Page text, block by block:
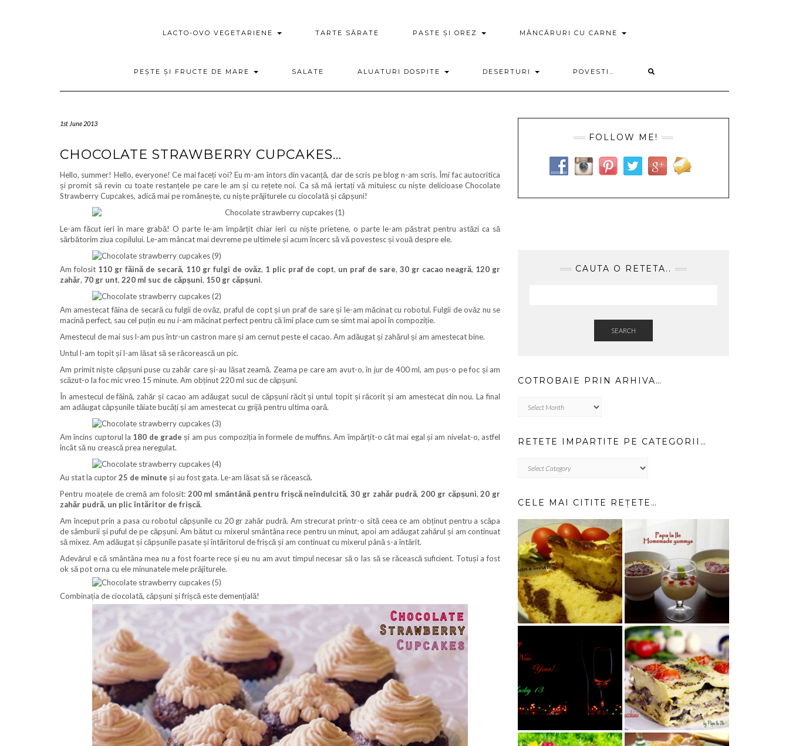
LACTO-OVO VEGETARIENE TARTE SĂRATE PASTE ȘI OREZ MÂNCĂRURI CU CARNE
PEȘTE ȘI FRUCTE DE MARE SALATE ALUATURI DOSPITE DESERTURI POVESTI…
1st June 2013
CHOCOLATE STRAWBERRY CUPCAKES…
Hello, summer! Hello, everyone! Ce mai faceți voi? Eu m-am întors din vacanță, dar de scris pe blog n-am scris. Îmi fac autocritica
și promit să revin cu toate restanțele pe care le am și cu rețete noi. Ca să mă iertați vă mituiesc cu niște delicioase Chocolate
Strawberry Cupcakes, adică mai pe românește, cu niște prăjiturele cu ciocolată și căpșuni!
Le-am făcut ieri în mare grabă! O parte le-am împărțit chiar ieri cu niște prietene, o parte le-am păstrat pentru astăzi ca să
sărbătorim ziua copilului. Le-am mâncat mai devreme pe ultimele și acum încerc să vă povestesc și vouă despre ele.
Am folosit 110 gr făină de secară, 110 gr fulgi de ovăz, 1 plic praf de copt, un praf de sare,30 gr cacao neagră, 120 gr
zahăr, 70 gr unt, 220 ml suc de căpșuni, 150 gr căpșuni.
Am amestecat făina de secară cu fulgii de ovăz, praful de copt și un praf de sare și le-am măcinat cu robotul. Fulgii de ovăz nu se
macină perfect, sau cel puțin eu nu i-am măcinat perfect pentru că îmi place cum se simt mai apoi în compoziție.
Amestecul de mai sus l-am pus într-un castron mare și am cernut peste el cacao. Am adăugat și zahărul și am amestecat bine.
Untul l-am topit și l-am lăsat să se răcorească un pic.
Am primit niște căpșuni puse cu zahăr care și-au lăsat zeamă. Zeama pe care am avut-o, în jur de 400 ml, am pus-o pe foc și am
scăzut-o la foc mic vreo 15 minute. Am obținut 220 ml suc de căpșuni.
În amestecul de făină, zahăr și cacao am adăugat sucul de căpșuni răcit și untul topit și răcorit și am amestecat din nou. La final
am adăugat căpșunile tăiate bucăți și am amestecat cu grijă pentru ultima oară.
Am încins cuptorul la 180 de grade și am pus compoziția în formele de muffins. Am împărțit-o cât mai egal și am nivelat-o, astfel
încât să nu crească prea neregulat.
Au stat la cuptor25 de minute și au fost gata. Le-am lăsat să se răcească.
Pentru moațele de cremă am folosit: 200 ml smântână pentru frișcă neîndulcită, 30 gr zahăr pudră, 200 gr căpșuni,20 gr
zahăr pudră, un plic întăritor de frișcă.
Am început prin a pasa cu robotul căpșunile cu 20 gr zahăr pudră. Am strecurat printr-o sită ceea ce am obținut pentru a scăpa
de sâmburii și puful de pe căpșuni. Am bătut cu mixerul smântâna rece pentru un minut, apoi am adăugat zahărul și am continuat
să mixez. Am adăugat și căpșunile pasate și întăritorul de frișcă și am continuat cu mixerul până s-a întărit.
Adevărul e că smântâna mea nu a fost foarte rece și eu nu am avut timpul necesar să o las să se răcească suficient. Totuși a fost
ok să pot orna cu ele minunatele mele prăjiturele.
Combinația de ciocolată, căpșuni și frișcă este demențială!
FOLLOW ME!
CAUTA O RETETA..
SEARCH
COTROBAIE PRIN ARHIVA…
prin
RETETE IMPARTITE PE CATEGORII…
IMPARTITE
CELE MAI CITITE REȚETE…